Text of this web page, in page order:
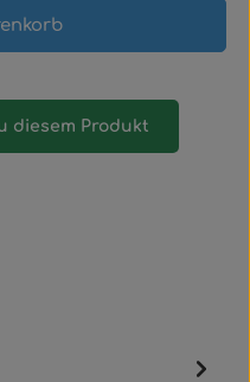
diesem Produkt